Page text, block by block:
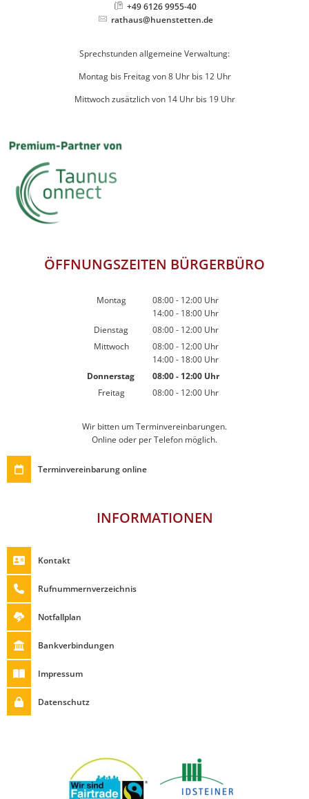
+49 6126 9955-40
rathaus@huenstetten.de
Sprechstunden allgemeine Verwaltung:
Montag bis Freitag von 8 Uhr bis 12 Uhr
Mittwoch zusätzlich von 14 Uhr bis 19 Uhr
ÖFFNUNGSZEITEN BÜRGERBÜRO
Montag 08:00- 12:00 Uhr
Von 08:00 bis 12:00 Uhr
14:00- 18:00 Uhr
Von 14:00 bis 18:00 Uhr
Dienstag 08:00- 12:00 Uhr
Von 08:00 bis 12:00 Uhr
Mittwoch 08:00- 12:00 Uhr
Von 08:00 bis 12:00 Uhr
14:00- 18:00 Uhr
Von 14:00 bis 18:00 Uhr
Donnerstag 08:00- 12:00Uhr
Von 08:00 bis 12:00 Uhr
Freitag 08:00- 12:00 Uhr
Wir bitten um Terminvereinbarungen.
Online oder per Telefon möglich.
Terminvereinbarung online
INFORMATIONEN
Kontakt
Rufnummernverzeichnis
Notfallplan
Bankverbindungen
Impressum
Datenschutz